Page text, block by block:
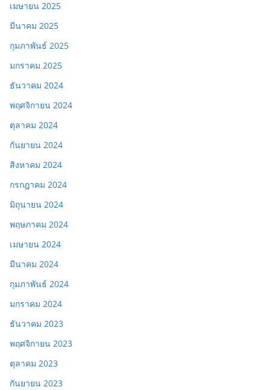
เมษายน 2025
มีนาคม 2025
กุมภาพันธ์ 2025
มกราคม 2025
ธันวาคม 2024
พฤศจิกายน 2024
ตุลาคม 2024
กันยายน 2024
สิงหาคม 2024
กรกฎาคม 2024
มิถุนายน 2024
พฤษภาคม 2024
เมษายน 2024
มีนาคม 2024
กุมภาพันธ์ 2024
มกราคม 2024
ธันวาคม 2023
พฤศจิกายน 2023
ตุลาคม 2023
กันยายน 2023